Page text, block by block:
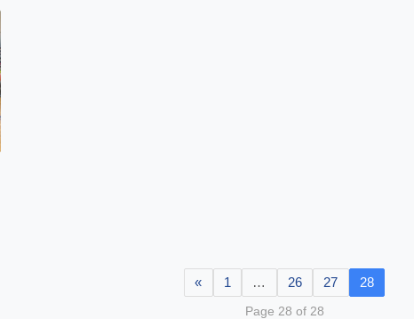
« 1 … 26 27 28
Page 28 of 28